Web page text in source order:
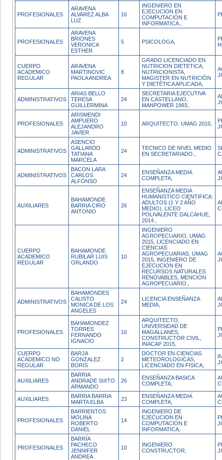
PROFESIONALES
ARAVENA
ALVAREZ ALBA
LUZ
16
INGENIERO EN
EJECUCION EN
COMPUTACION E
INFORMATICA.,
PROFESIONALES
ARAVENA
BRIONES
VERONICA
ESTHER
5 PSICOLOGA,
CUERPO
ACADEMICO
REGULAR
ARAVENA
MARTINOVIC
PAOLA ANDREA
8
GRADO LICENCIADO EN
NUTRICION DIETETICA,
NUTRICIONISTA,
MAGISTER EN NUTRICIÓN
Y DIETÉTICA APLICADA,
ADMINISTRATIVOS
ARIAS BELLO
TERESA
GUILLERMINA
24
SECRETARIA EJECUTIVA
EN CASTELLANO,
MANPOWER 1993,
PROFESIONALES
ARISMENDI
AMPUERO
ALEJANDRO
JAVIER
10 ARQUITECTO. UMAG 2010,
ADMINISTRATIVOS
ASENCIO
GALLARDO
TATIANA
MARCELA
24
TECNICO DE NIVEL MEDIO
EN SECRETARIADO.,
ADMINISTRATIVOS
BACON LARA
CARLOS
ALFONSO
24
ENSEÑANZA MEDIA
COMPLETA,
AUXILIARES
BAHAMONDE
BARRIA CIRO
ANTONIO
26
ENSEÑANZA MEDIA
HUMANISTICO CIENTIFICA:
ADULTOS (1 Y 2 AÑO
MEDIO), LICEO
POLIVALENTE DALCAHUE,
2014.,
CUERPO
ACADEMICO
REGULAR
BAHAMONDE
RUBILAR LUIS
ORLANDO
10
INGENIERO
AGROPECUARIO, UMAG
2015, LICENCIADO EN
CIENCIAS
AGROPECUARIAS, UMAG
2015, INGENIERO DE
EJECUCION EN
RECURSOS NATURALES
RENOVABLES, MENCION
AGROPECUARIO.,
ADMINISTRATIVOS
BAHAMONDES
CALISTO
MONICA DE LOS
ANGELES
24
LICENCIA ENSEÑANZA
MEDIA,
PROFESIONALES
BAHAMONDEZ
TORRES
FERNANDO
IGNACIO
10
ARQUITECTO,
UNIVERSIDAD DE
MAGALLANES,
CONSTRUCTOR CIVIL,
INACAP 2015,
CUERPO
ACADEMICO NO
REGULAR
BARJA
GONZALEZ .
BORIS
2
DOCTOR EN CIENCIAS
METEOROLOGICAS,
LICENCIADO EN FISICA,
AUXILIARES
BARRIA
ANDRADE SIXTO
ARMANDO
26
ENSEÑANZA BASICA
COMPLETA,
AUXILIARES
BARRIA BARRIA
MARTA ELBA
23
ENSEÑANZA MEDIA
COMPLETA,
PROFESIONALES
BARRIENTOS
MOLINA
ROBERTO
DANIEL
14
INGENIERO DE
EJECUCION EN
COMPUTACION E
INFORMATICA,
PROFESIONALES
BARRÍA
PACHECO
JENNIFER
ANDREA
10
INGENIERO
CONSTRUCTOR,